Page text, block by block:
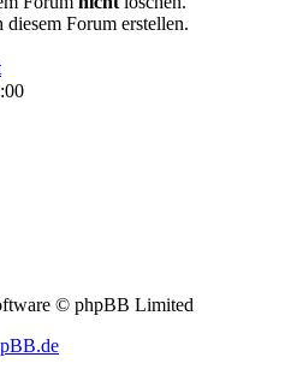
diesem Forum erstellen.
© phpBB Limited